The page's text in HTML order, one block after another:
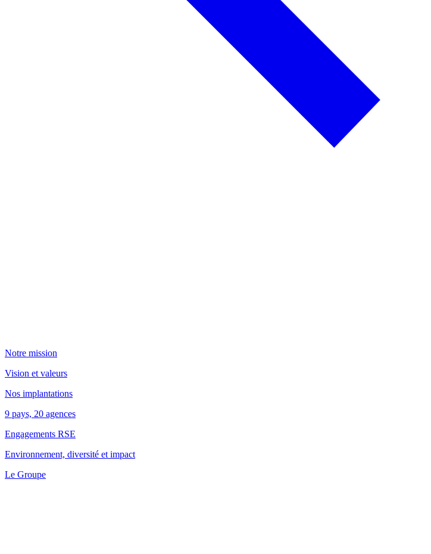
Notre mission
Vision et valeurs
Nos implantations
9 pays, 20 agences
Engagements RSE
Environnement, diversité et impact
Le Groupe